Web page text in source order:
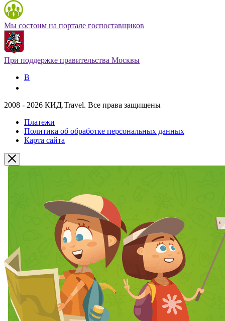
Мы состоим на портале госпоставщиков
При поддержке правительства Москвы
В
2008 - 2026 КИД.Travel. Все права защищены
Платежи
Политика об обработке персональных данных
Карта сайта